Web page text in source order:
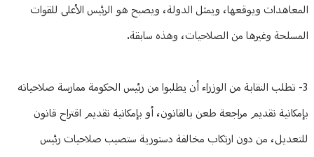
المعاهدات ويوقعها، ويمثل الدولة، ويصبح هو الرئيس الأعلى للقوات
المسلحة وغيرها من الصلاحيات، وهذه سابقة.
3- تطلب النقابة من الوزراء أن يطلبوا من رئيس الحكومة ممارسة صلاحياته
بإمكانية تقديم مراجعة طعن بالقانون، أو بإمكانية تقديم اقتراح قانون
للتعديل، من دون ارتكاب مخالفة دستورية ستصيب صلاحيات رئيس